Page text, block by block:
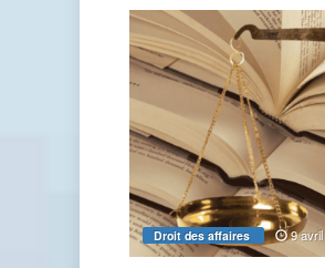
Droit des affaires 9 avril